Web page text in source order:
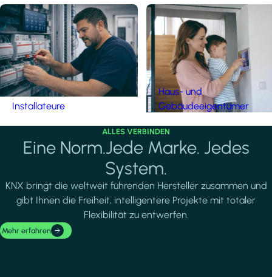
Installateure
Haus- und
Gebäudeeigentümer
ALLES VERBINDEN
Eine Norm.Jede Marke. Jedes
System.
KNX bringt die weltweit führenden Hersteller zusammen und
gibt Ihnen die Freiheit, intelligentere Projekte mit totaler
Flexibilität zu entwerfen.
Mehr erfahren